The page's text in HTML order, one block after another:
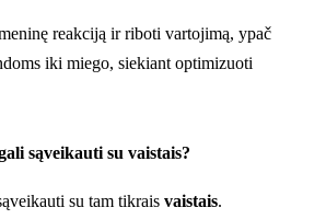
reakciją ir riboti vartojimą, ypač
iki miego, siekiant optimizuoti
sąveikauti su vaistais?
su tam tikrais vaistais.